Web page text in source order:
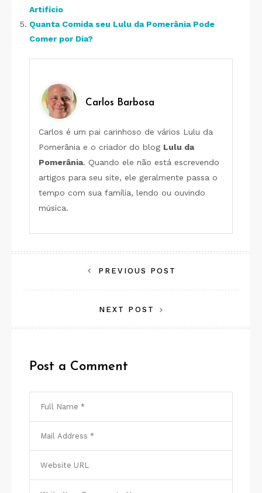
Artifício
Quanta Comida seu Lulu da Pomerânia Pode
Comer por Dia?
Carlos Barbosa
Carlos é um pai carinhoso de vários Lulu da
Pomerânia e o criador do blog Lulu da
Pomerânia. Quando ele não está escrevendo
artigos para seu site, ele geralmente passa o
tempo com sua família, lendo ou ouvindo
música.
Navegação
de
PREVIOUS POST
NEXT POST
Post a Comment